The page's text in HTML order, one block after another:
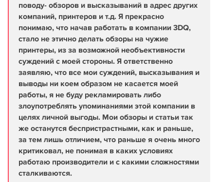
поводу- обзоров и высказываний в адрес других
компаний, принтеров и т.д. Я прекрасно
понимаю, что начав работать в компании 3DQ,
стало не этично делать обзоры на чужие
принтеры, из за возможной необъективности
суждений с моей стороны. Я ответственно
заявляю, что все мои суждений, высказывания и
выводы ни коем образом не касается моей
работы, я не буду рекламировать либо
злоупотреблять упоминаниями этой компании в
целях личной выгоды. Мои обзоры и статьи так
же останутся беспристрастными, как и раньше,
за тем лишь отличием, что раньше я очень много
критиковал, не понимая в каких условиях
работаю производители и с какими сложностями
сталкиваются.